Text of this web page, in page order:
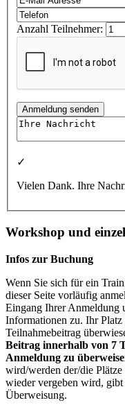
Anzahl Teilnehmer:
Anmeldung senden
✓
Vielen Dank. Ihre
Workshop und
Infos zur Buchung
Wenn Sie sich für ein
dieser Seite vorläufig
Eingang Ihrer Anmeldung
Informationen zu. Ihr
Teilnahmebeitrag
Beitrag innerhalb von 7
Anmeldung zu
wird/werden der/die
wieder vergeben wird, gibt
Überweisung.